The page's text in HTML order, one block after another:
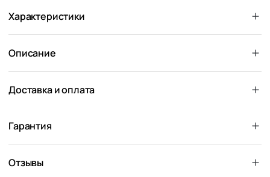
Характеристики
Описание
Доставка и оплата
Гарантия
Отзывы